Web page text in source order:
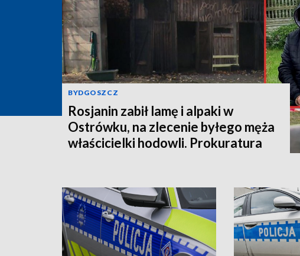
BYDGOSZCZ
Rosjanin zabił lamę i alpaki w
Ostrówku, na zlecenie byłego męża
właścicielki hodowli. Prokuratura